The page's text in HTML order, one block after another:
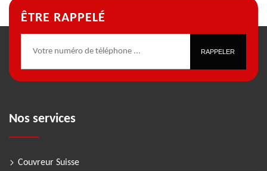
ÊTRE RAPPELÉ
Nos services
Couvreur Suisse